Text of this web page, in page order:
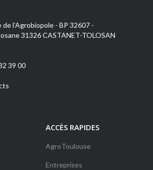
de l’Agrobiopole - BP 32607 -
31326 CASTANET-TOLOSAN
39 00
ACCÈS RAPIDES
AgroToulouse
Entreprises